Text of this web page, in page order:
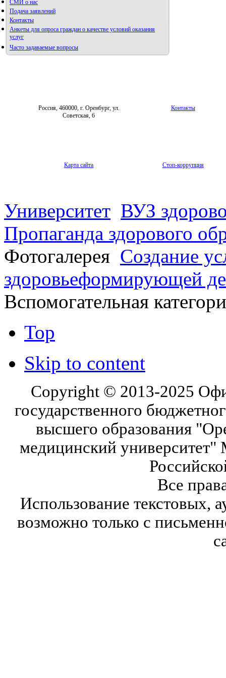
СМИ о нас
Подача заявлений
Контакты
Анкеты для опроса граждан о качестве условий оказания
услуг
Часто задаваемые вопросы
Россия, 460000, г. Оренбург, ул.
Советская, 6
Контакты
Карта сайта Стоп-коррупция
Университет ВУЗ
Пропаганда здорового
Фотогалерея Создание
здоровьеформирующей
Вспомогательная
Top
Skip to content
Copyright © 2013-2025
государственного
высшего образования
медицинский университет"
Все
Использование текстовых,
возможно только с